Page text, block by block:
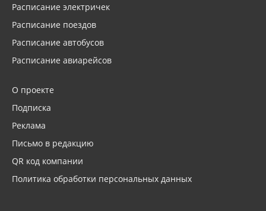
Расписание электричек
Расписание поездов
Расписание автобусов
Расписание авиарейсов
О проекте
Подписка
Реклама
Письмо в редакцию
QR код компании
Политика обработки персональных данных